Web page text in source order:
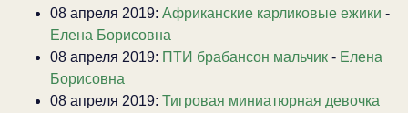
08 апреля 2019: Африканские карликовые ежики -
Елена Борисовна
08 апреля 2019: ПТИ брабансон мальчик - Елена
Борисовна
08 апреля 2019: Тигровая миниатюрная девочка